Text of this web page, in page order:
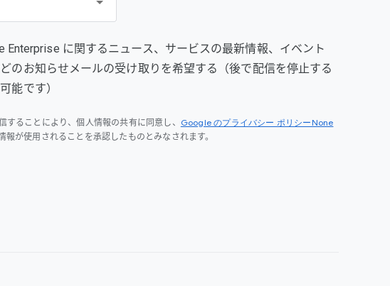
Enterprise に関するニュース、サービスの最新情報、イベント
のお知らせメールの受け取りを希望する（後で配信を停止する
能です）
することにより、個人情報の共有に同意し、 Google のプライバシー ポリシーNone
報が使用されることを承認したものとみなされます。